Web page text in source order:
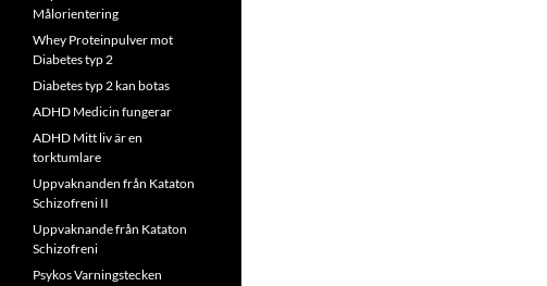
Målorientering
Whey Proteinpulver mot
Diabetes typ 2
Diabetes typ 2 kan botas
ADHD Medicin fungerar
ADHD Mitt liv är en
torktumlare
Uppvaknanden från Kataton
Schizofreni II
Uppvaknande från Kataton
Schizofreni
Psykos Varningstecken